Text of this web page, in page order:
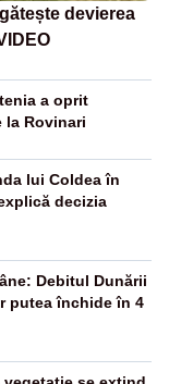
devierea
a oprit
la Rovinari
lui Coldea în
decizia
Debitul Dunării
putea închide în 4